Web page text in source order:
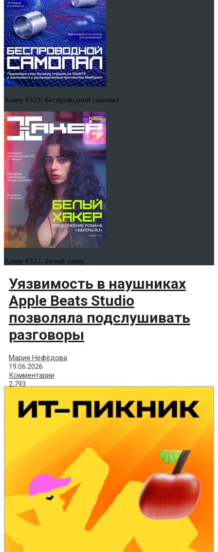
Хакер #323. Беспроводной самопал
Хакер #322. Белый хакер
Уязвимость в наушниках
Apple Beats Studio
позволяла подслушивать
разговоры
Мария Нефёдова
19.06.2026
Комментарии
2,793